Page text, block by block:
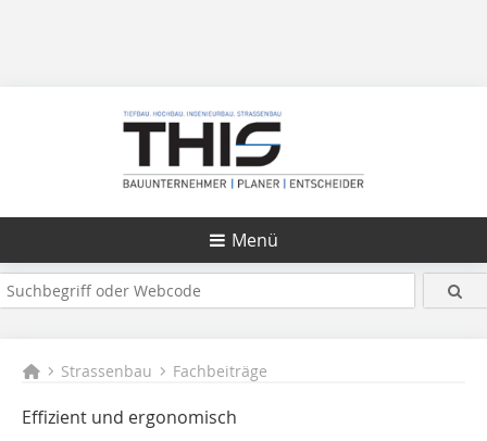
Menü
Strassenbau Fachbeiträge
Effizient und ergonomisch